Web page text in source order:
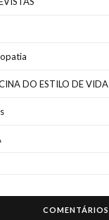
DO ESTILO DE VIDA
COMENTÁRIOS